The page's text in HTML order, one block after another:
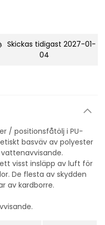
Skickas tidigast 2027-01-
04
/ positionsfåtölj i PU-
basväv av polyester
visst insläpp av luft för
De flesta av skydden
av kardborre.